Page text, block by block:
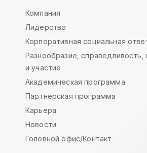
Компания
Лидерство
Корпоративная социальная
Разнообразие, справедливость,
и участие
Академическая программа
Партнерская программа
Карьера
Новости
Головной офис/Контакт